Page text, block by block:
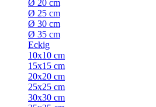
Ø 20 cm
Ø 25 cm
Ø 30 cm
Ø 35 cm
Eckig
10x10 cm
15x15 cm
20x20 cm
25x25 cm
30x30 cm